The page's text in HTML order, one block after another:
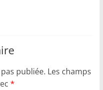
publiée. Les champs
*